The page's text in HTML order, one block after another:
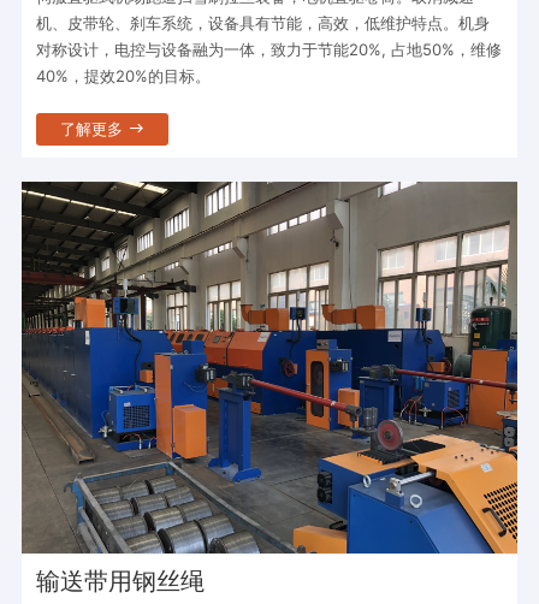
机、皮带轮、刹车系统，设备具有节能，高效，低维护特点。机身
对称设计，电控与设备融为一体，致力于节能20%, 占地50%，维修
40%，提效20%的目标。
了解更多
输送带用钢丝绳